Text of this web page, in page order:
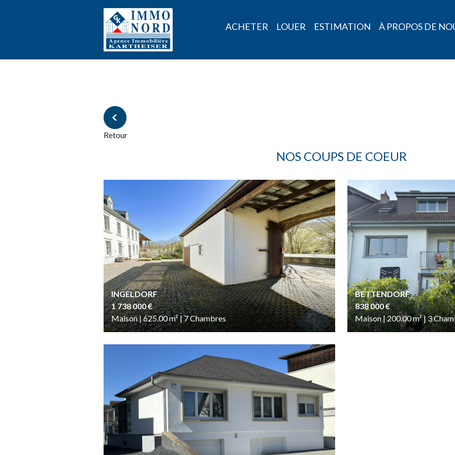
ACHETER LOUER ESTIMATION À PROPOS DE
Retour
NOS COUPS DE COEUR
INGELDORF
1 738 000 €
Maison | 625.00m²| 7Chambres
BETTENDORF
838 000 €
Maison | 200.00m²| 3